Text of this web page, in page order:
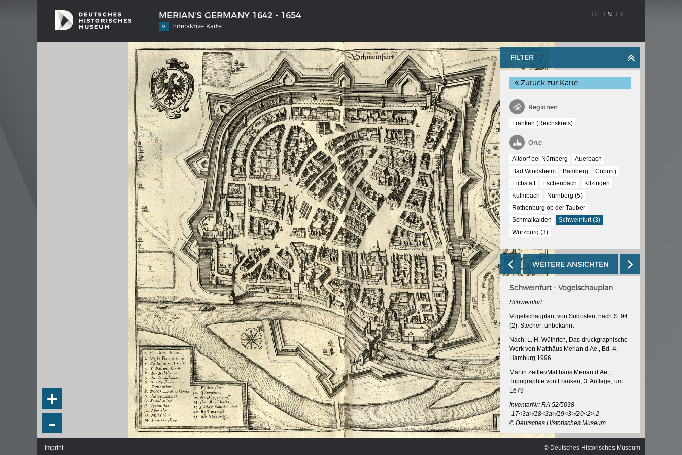
MERIAN'S GERMANY 1642 - 1654
Interaktive Karte
DE EN FR
Milestones in the history of European
MERIAN'S GERMANY 1642 - 1654
Interaktive Karte
Image gallery
Imprint
Wissenswert
THE RHINE FROM BASEL TO KOBLENZ
Entirely new depiction of the Rhine river
1794
Details of the historical map
French-German history alongside the
Rhine
Chronologie der deutsch-französischen
Geschichte
WEIMAR: THE ESSENCE AND VALUE OF
DEMOCRACY
+
-
FILTER
Zurück zur Karte
Regionen
Franken (Reichskreis)
Orte
Altdorf bei Nürnberg
Auerbach
Bad Windsheim
Bamberg
Coburg
Eichstätt
Eschenbach
Kitzingen
Kulmbach
Nürnberg (5)
Rothenburg ob der Tauber
Schmalkalden
Schweinfurt (3)
Würzburg (3)
WEITERE ANSICHTEN
Schweinfurt - Vogelschauplan
Schweinfurt
Vogelschauplan, von Südosten, nach S. 94
(2), Stecher: unbekannt
Nach: L. H. Wüthrich, Das druckgraphische
Werk von Matthäus Merian d.Ae., Bd. 4,
Hamburg 1996
Martin Zeiller/Matthäus Merian d.Ae.,
Topographie von Franken, 3. Auflage, um
1679
InventarNr: RA 52/5038
-17<3a>/18<3a>/19<3>/20<2>.2
© Deutsches Historisches Museum
Imprint © Deutsches Historisches Museum